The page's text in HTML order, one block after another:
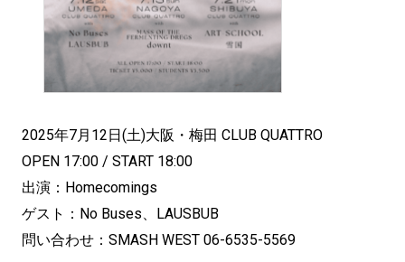
2025年7月12日(土)大阪・梅田 CLUB QUATTRO
OPEN 17:00 / START 18:00
出演：Homecomings
ゲスト：No Buses、LAUSBUB
問い合わせ：SMASH WEST 06-6535-5569